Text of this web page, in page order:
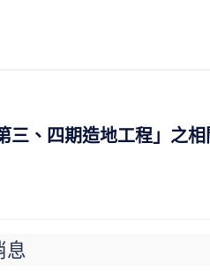
、四期造地工程」之
息